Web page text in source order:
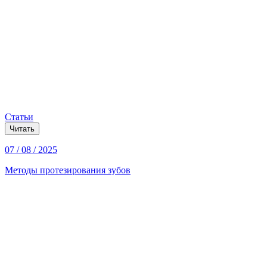
Статьи
Читать
07 / 08 / 2025
Методы протезирования зубов